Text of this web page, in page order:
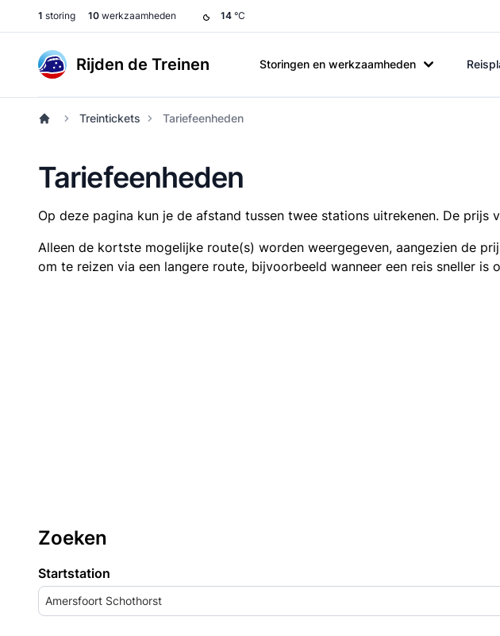
1 storing 10 werkzaamheden 14 °C
Rijden de Treinen Storingen en werkzaamheden
Treintickets Tariefeenheden
Tariefeenheden
Op deze pagina kun je de afstand tussen twee stations uitrekenen. De
Alleen de kortste mogelijke route(s) worden weergegeven, aangezien de
om te reizen via een langere route, bijvoorbeeld wanneer een reis sneller
Zoeken
Startstation
Amersfoort Schothorst